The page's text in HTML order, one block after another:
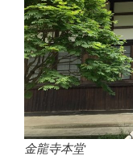
金龍寺本堂